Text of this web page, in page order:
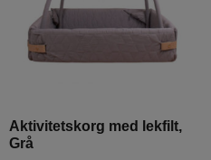
Aktivitetskorg med lekfilt,
Grå